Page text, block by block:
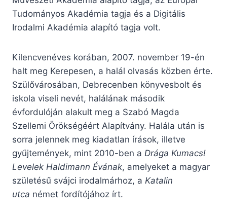
Tudományos Akadémia tagja és a Digitális
Irodalmi Akadémia alapító tagja volt.
Kilencvenéves korában, 2007. november 19-én
halt meg Kerepesen, a halál olvasás közben érte.
Szülővárosában, Debrecenben könyvesbolt és
iskola viseli nevét, halálának második
évfordulóján alakult meg a Szabó Magda
Szellemi Örökségéért Alapítvány. Halála után is
sorra jelennek meg kiadatlan írások, illetve
gyűjtemények, mint 2010-ben a Drága Kumacs!
Levelek Haldimann Évának, amelyeket a magyar
születésű svájci irodalmárhoz, a Katalin
utca német fordítójához írt.